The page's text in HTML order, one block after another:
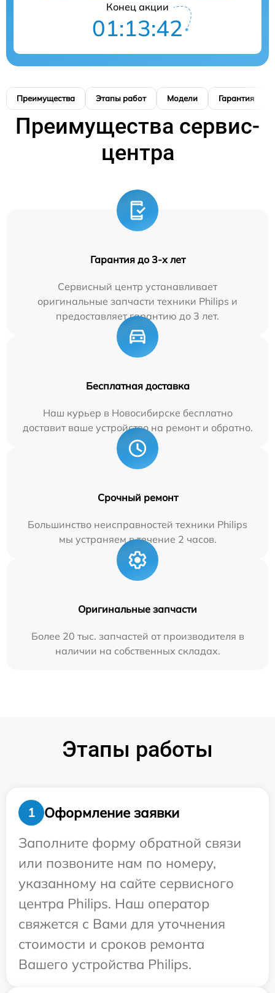
Конец акции
01:13:42
Преимущества Этапы работ Модели Гарантия
Преимущества сервис-
центра
Гарантия до 3-х лет
Сервисный центр устанавливает
оригинальные запчасти техники Philips и
предоставляет гарантию до 3 лет.
Бесплатная доставка
Наш курьер в Новосибирске бесплатно
доставит ваше устройство на ремонт и обратно.
Срочный ремонт
Большинство неисправностей техники Philips
мы устраняем в течение 2 часов.
Оригинальные запчасти
Более 20 тыс. запчастей от производителя в
наличии на собственных складах.
Этапы работы
1
Оформление заявки
Заполните форму обратной связи
или позвоните нам по номеру,
указанному на сайте сервисного
центра Philips. Наш оператор
свяжется с Вами для уточнения
стоимости и сроков ремонта
Вашего устройства Philips.